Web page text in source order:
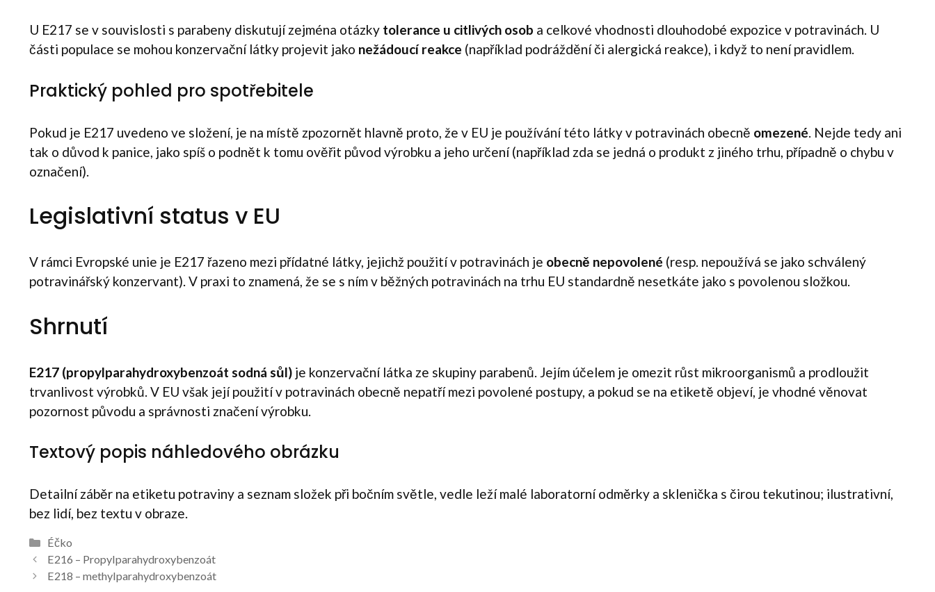
U E217 se v souvislosti s parabeny diskutují zejména otázky tolerance u citlivých osob a celkové vhodnosti dlouhodobé expozice v potravinách. U
části populace se mohou konzervační látky projevit jako nežádoucí reakce (například podráždění či alergická reakce), i když to není pravidlem.
Praktický pohled pro spotřebitele
Pokud je E217 uvedeno ve složení, je na místě zpozornět hlavně proto, že v EU je používání této látky v potravinách obecně omezené . Nejde tedy ani
tak o důvod k panice, jako spíš o podnět k tomu ověřit původ výrobku a jeho určení (například zda se jedná o produkt z jiného trhu, případně o chybu v
označení).
Legislativní status v EU
V rámci Evropské unie je E217 řazeno mezi přídatné látky, jejichž použití v potravinách je obecně nepovolené (resp. nepoužívá se jako schválený
potravinářský konzervant). V praxi to znamená, že se s ním v běžných potravinách na trhu EU standardně nesetkáte jako s povolenou složkou.
Shrnutí
E217 (propylparahydroxybenzoát sodná sůl) je konzervační látka ze skupiny parabenů. Jejím účelem je omezit růst mikroorganismů a prodloužit
trvanlivost výrobků. V EU však její použití v potravinách obecně nepatří mezi povolené postupy, a pokud se na etiketě objeví, je vhodné věnovat
pozornost původu a správnosti značení výrobku.
Textový popis náhledového obrázku
Detailní záběr na etiketu potraviny a seznam složek při bočním světle, vedle leží malé laboratorní odměrky a sklenička s čirou tekutinou; ilustrativní,
bez lidí, bez textu v obraze.
Rubriky
Éčko
Navigace
příspěvků
E216 – Propylparahydroxybenzoát
E218 – methylparahydroxybenzoát